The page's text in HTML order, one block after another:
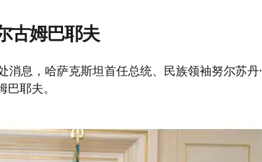
古姆巴耶夫
息，哈萨克斯坦首任总统、民族领袖努尔苏丹·
耶夫。